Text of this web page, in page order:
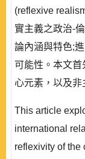
(reflexive
實主義之政治-
論內涵與特色;
可能性。本文
心元素，以及非
This article
international
reflexivity of the